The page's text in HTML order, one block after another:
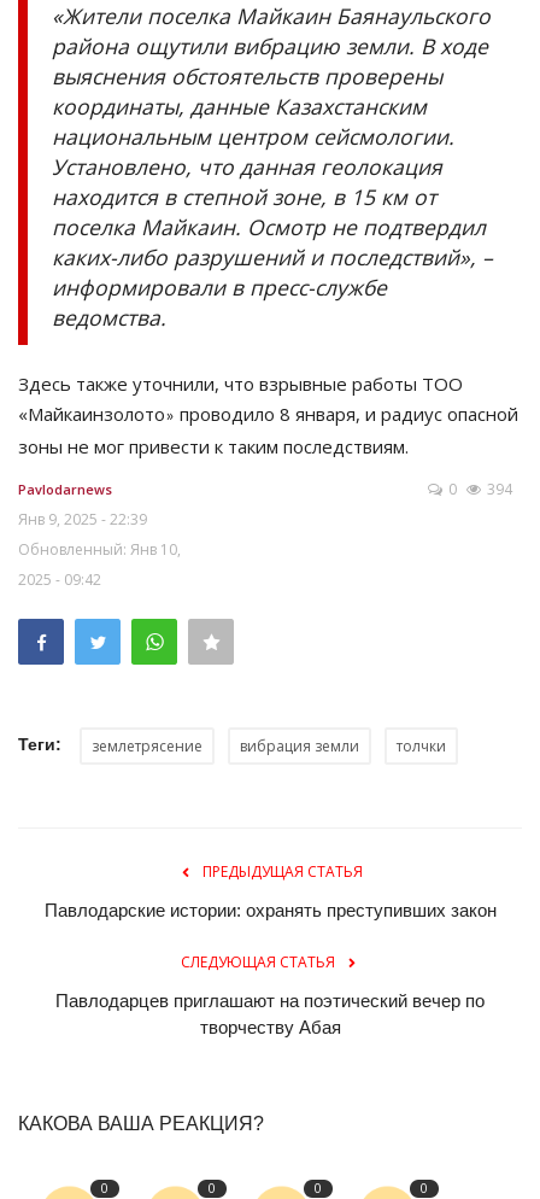
«Жители поселка Майкаин Баянаульского
района ощутили вибрацию земли. В ходе
выяснения обстоятельств проверены
координаты, данные Казахстанским
национальным центром сейсмологии.
Установлено, что данная геолокация
находится в степной зоне, в 15 км от
поселка Майкаин. Осмотр не подтвердил
каких-либо разрушений и последствий», –
информировали в пресс-службе
ведомства.
Здесь также уточнили, что взрывные работы ТОО
«Майкаинзолото» проводило 8 января, и радиус опасной
зоны не мог привести к таким последствиям.
Pavlodarnews
Янв 9, 2025 - 22:39
Обновленный: Янв 10,
2025 - 09:42
0 394
Теги: землетрясение вибрация земли толчки
ПРЕДЫДУЩАЯ СТАТЬЯ
Павлодарские истории: охранять преступивших закон
СЛЕДУЮЩАЯ СТАТЬЯ
Павлодарцев приглашают на поэтический вечер по
творчеству Абая
КАКОВА ВАША РЕАКЦИЯ?
0 0 0 0